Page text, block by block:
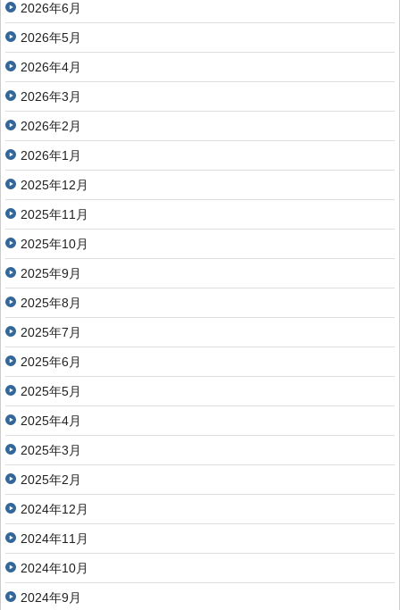
2026年6月
2026年5月
2026年4月
2026年3月
2026年2月
2026年1月
2025年12月
2025年11月
2025年10月
2025年9月
2025年8月
2025年7月
2025年6月
2025年5月
2025年4月
2025年3月
2025年2月
2024年12月
2024年11月
2024年10月
2024年9月